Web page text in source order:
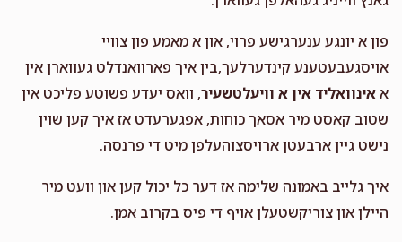
פון א יונגע ענערגישע פרוי, און א מאמע פון צוויי
אויסגעבעטענע קינדערלעך,בין איך פארוואנדלט געווארן אין
אאינוואליד אין א וויעלטשעיר, וואס יעדע פשוטע פליכט אין
שטוב קאסט מיר אסאך כוחות, אפגערעדט אז איך קען שוין
נישט גיין ארבעטן ארויסצוהעלפן מיט די פרנסה.
איך גלייב באמונה שלימה אז דער כל יכול קען און וועט מיר
היילן און צוריקשטעלן אויף די פיס בקרוב אמן.